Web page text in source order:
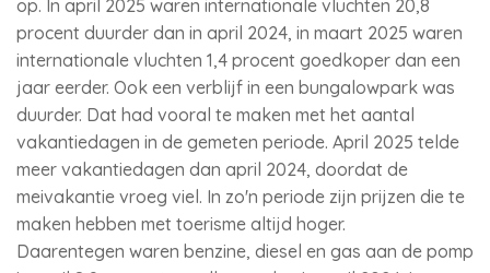
op. In april 2025 waren internationale vluchten 20,8
procent duurder dan in april 2024, in maart 2025 waren
internationale vluchten 1,4 procent goedkoper dan een
jaar eerder. Ook een verblijf in een bungalowpark was
duurder. Dat had vooral te maken met het aantal
vakantiedagen in de gemeten periode. April 2025 telde
meer vakantiedagen dan april 2024, doordat de
meivakantie vroeg viel. In zo'n periode zijn prijzen die te
maken hebben met toerisme altijd hoger.
Daarentegen waren benzine, diesel en gas aan de pomp